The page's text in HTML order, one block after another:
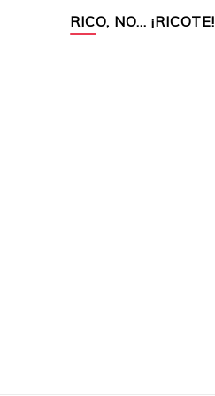
RICO, NO… ¡RICOTE!